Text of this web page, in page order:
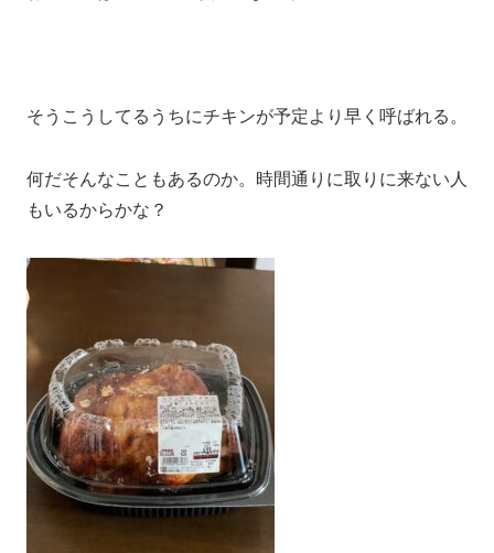
そうこうしてるうちにチキンが予定より早く呼ばれる。
何だそんなこともあるのか。時間通りに取りに来ない人
もいるからかな？